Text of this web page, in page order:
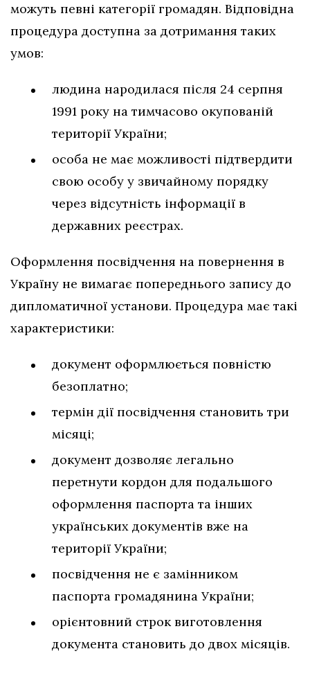
можуть певні категорії громадян. Відповідна
процедура доступна за дотримання таких
умов:
людина народилася після 24 серпня
1991 року на тимчасово окупованій
території України;
особа не має можливості підтвердити
свою особу у звичайному порядку
через відсутність інформації в
державних реєстрах.
Оформлення посвідчення на повернення в
Україну не вимагає попереднього запису до
дипломатичної установи. Процедура має такі
характеристики:
документ оформлюється повністю
безоплатно;
термін дії посвідчення становить три
місяці;
документ дозволяє легально
перетнути кордон для подальшого
оформлення паспорта та інших
українських документів вже на
території України;
посвідчення не є замінником
паспорта громадянина України;
орієнтовний строк виготовлення
документа становить до двох місяців.